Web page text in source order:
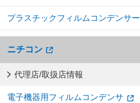
プラスチックフィルムコンデンサー
ニチコン
代理店/取扱店情報
電子機器用フィルムコンデンサ